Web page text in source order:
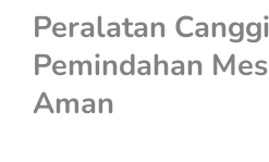
Peralatan
Pemindahan
Aman